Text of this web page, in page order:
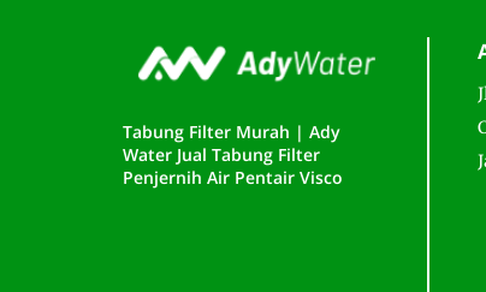
Tabung Filter Murah | Ady
Water Jual Tabung Filter
Penjernih Air Pentair Visco